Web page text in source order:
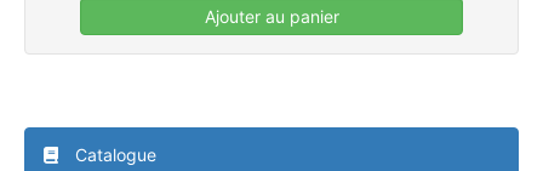
Ajouter au panier
Catalogue